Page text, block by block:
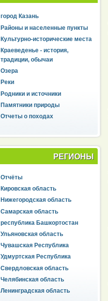
город Казань
Районы и населенные пункты
Культурно-исторические места
Краеведенье - история,
традиции, обычаи
Озера
Реки
Родники и источники
Памятники природы
Отчеты о походах
РЕГИОНЫ
Отчёты
Кировская область
Нижегородская область
Самарская область
республика Башкортостан
Ульяновская область
Чувашская Республика
Удмуртская Республика
Свердловская область
Челябинская область
Ленинградская область